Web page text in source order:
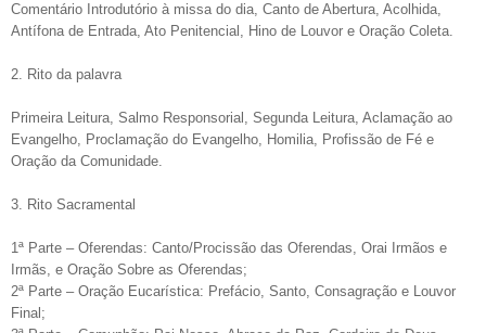
Comentário Introdutório à missa do dia, Canto de Abertura, Acolhida,
Antífona de Entrada, Ato Penitencial, Hino de Louvor e Oração Coleta.
2. Rito da palavra
Primeira Leitura, Salmo Responsorial, Segunda Leitura, Aclamação ao
Evangelho, Proclamação do Evangelho, Homilia, Profissão de Fé e
Oração da Comunidade.
3. Rito Sacramental
1ª Parte – Oferendas: Canto/Procissão das Oferendas, Orai Irmãos e
Irmãs, e Oração Sobre as Oferendas;
2ª Parte – Oração Eucarística: Prefácio, Santo, Consagração e Louvor
Final;